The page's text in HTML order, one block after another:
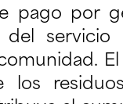
pago por
servicio
los